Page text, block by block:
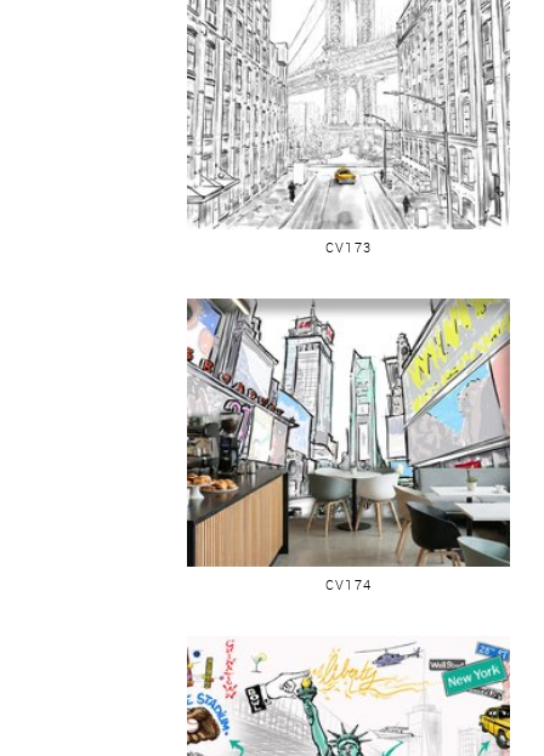
IMMEUBLES ET PONT
CV173
QUARTIER NY CENTRE VILLE
CV174